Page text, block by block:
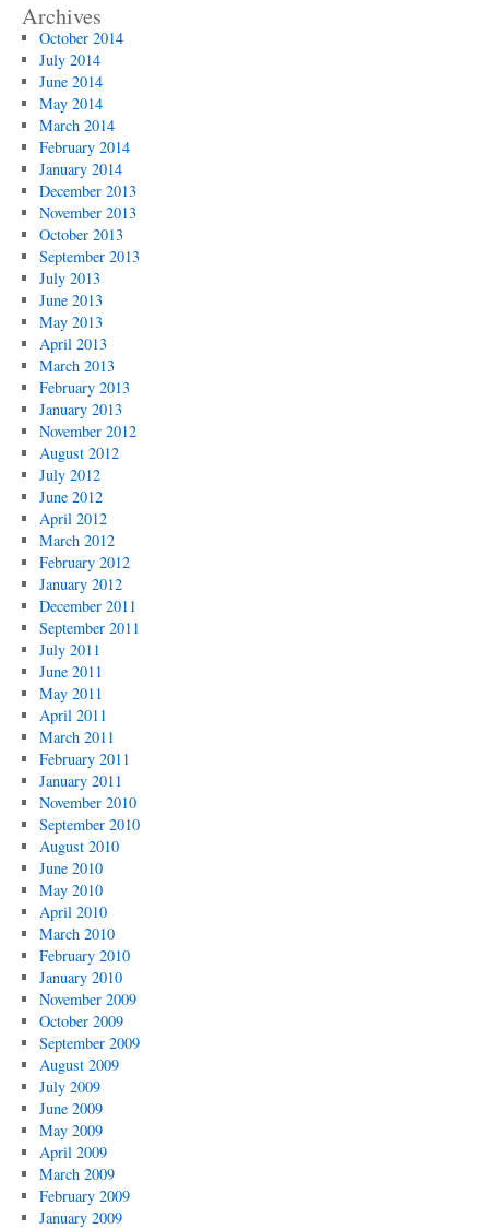
Archives
October 2014
July 2014
June 2014
May 2014
March 2014
February 2014
January 2014
December 2013
November 2013
October 2013
September 2013
July 2013
June 2013
May 2013
April 2013
March 2013
February 2013
January 2013
November 2012
August 2012
July 2012
June 2012
April 2012
March 2012
February 2012
January 2012
December 2011
September 2011
July 2011
June 2011
May 2011
April 2011
March 2011
February 2011
January 2011
November 2010
September 2010
August 2010
June 2010
May 2010
April 2010
March 2010
February 2010
January 2010
November 2009
October 2009
September 2009
August 2009
July 2009
June 2009
May 2009
April 2009
March 2009
February 2009
January 2009